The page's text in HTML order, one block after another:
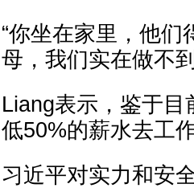
“你坐在家里，他们
母，我们实在做不
Liang表示，鉴于
低50%的薪水去工作
习近平对实力和安